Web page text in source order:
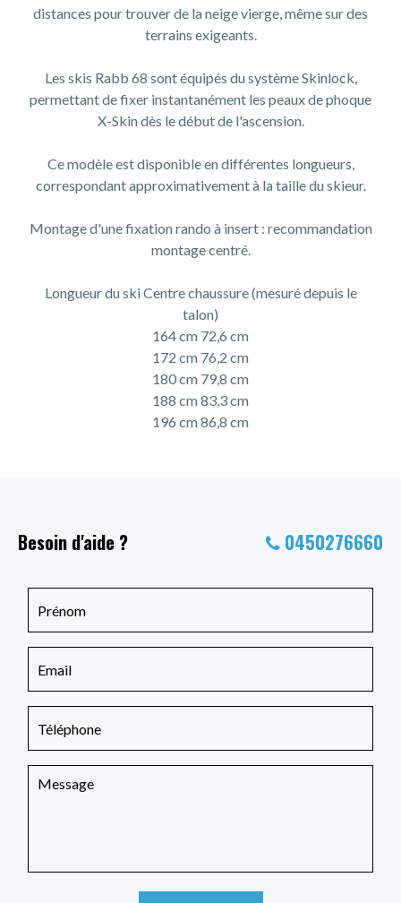
distances pour trouver de la neige vierge, même sur des
terrains exigeants.
Les skis Rabb 68 sont équipés du système Skinlock,
permettant de fixer instantanément les peaux de phoque
X-Skin dès le début de l'ascension.
Ce modèle est disponible en différentes longueurs,
correspondant approximativement à la taille du skieur.
Montage d'une fixation rando à insert : recommandation
montage centré.
Longueur du ski Centre chaussure (mesuré depuis le
talon)
164 cm 72,6 cm
172 cm 76,2 cm
180 cm 79,8 cm
188 cm 83,3 cm
196 cm 86,8 cm
Besoin d'aide ? 0450276660